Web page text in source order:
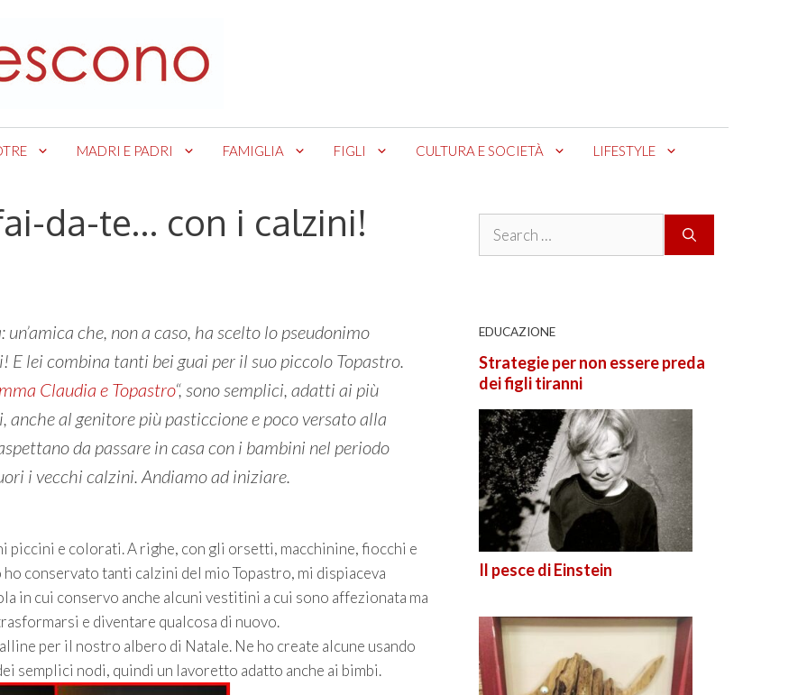
MADRI E PADRI FAMIGLIA FIGLI CULTURA E SOCIETÀ LIFESTYLE
da-te… con i calzini!
che, non a caso, ha scelto lo pseudonimo
lei combina tanti bei guai per il suo piccolo Topastro.
Claudia e Topastro“, sono semplici, adatti ai più
al genitore più pasticcione e poco versato alla
da passare in casa con i bambini nel periodo
i vecchi calzini. Andiamo ad iniziare.
piccini e colorati. A righe, con gli orsetti, macchinine, fiocchi e
conservato tanti calzini del mio Topastro, mi dispiaceva
in cui conservo anche alcuni vestitini a cui sono affezionata ma
e diventare qualcosa di nuovo.
per il nostro albero di Natale. Ne ho create alcune usando
semplici nodi, quindi un lavoretto adatto anche ai bimbi.
Search
EDUCAZIONE
Strategie per non essere preda
dei figli tiranni
Il pesce di Einstein